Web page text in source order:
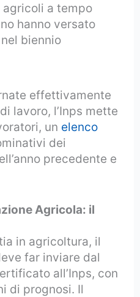
a tempo
hanno versato
nel biennio
effettivamente
lavoro, l’Inps mette
un elenco
dei
precedente e
Agricola: il
in agricoltura, il
far inviare dal
all’Inps, con
di prognosi. Il